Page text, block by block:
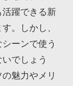
躍できる新
。しかし、
ーンで使う
でしょう
魅力やメリ